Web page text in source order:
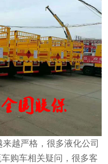
越严格，很多液化公司
购车相关疑问，很多客